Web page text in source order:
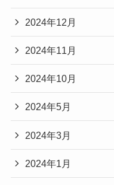
2024年12月
2024年11月
2024年10月
2024年5月
2024年3月
2024年1月